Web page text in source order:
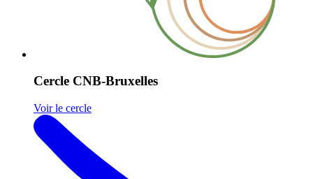
Cercle CNB-Bruxelles
Voir le cercle